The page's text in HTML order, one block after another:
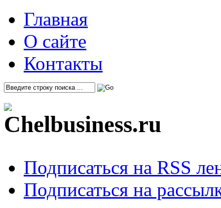
Главная
О сайте
Контакты
Подписаться на RSS
Подписаться на